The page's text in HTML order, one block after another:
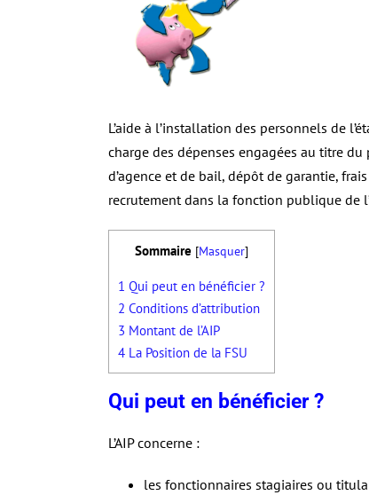
L’aide à l’installation des personnels de
charge des dépenses engagées au titre
d’agence et de bail, dépôt de garantie,
recrutement dans la fonction publique de
Sommaire [Masquer]
1 Qui peut en bénéficier ?
2 Conditions d’attribution
3 Montant de l’AIP
4 La Position de la FSU
Qui peut en bénéficier ?
L’AIP concerne :
les fonctionnaires stagiaires ou